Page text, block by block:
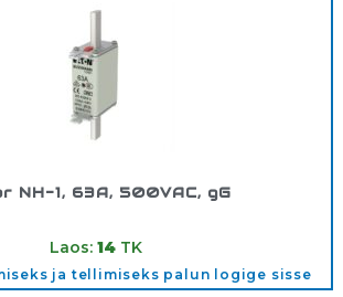
NH-1, 63A, 500VAC, gG
Laos: 14 TK
ja tellimiseks palun logige sisse